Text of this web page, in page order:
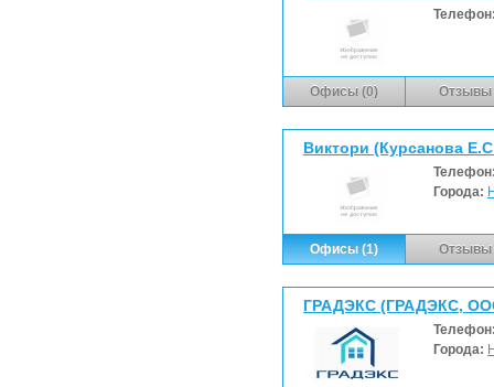
Офисы (0) Отзывы
Виктори (Курсанова
Города:
Офисы (1) Отзывы
ГРАДЭКС (ГРАДЭКС,
Города: